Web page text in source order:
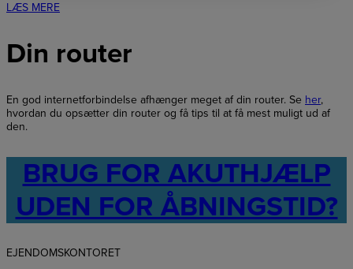
LÆS MERE
Din router
En god internetforbindelse afhænger meget af din router. Se her,
hvordan du opsætter din router og få tips til at få mest muligt ud af
den.
BRUG FOR AKUTHJÆLP
UDEN FOR ÅBNINGSTID?
EJENDOMSKONTORET